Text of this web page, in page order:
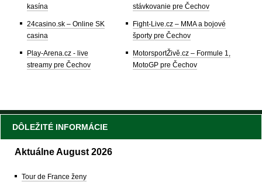
kasína
24casino.sk – Online SK
casina
Play-Arena.cz - live
streamy pre Čechov
stávkovanie pre Čechov
Fight-Live.cz – MMA a bojové
športy pre Čechov
MotorsportŽivě.cz – Formule 1,
MotoGP pre Čechov
DÔLEŽITÉ INFORMÁCIE
Aktuálne August 2026
Tour de France ženy